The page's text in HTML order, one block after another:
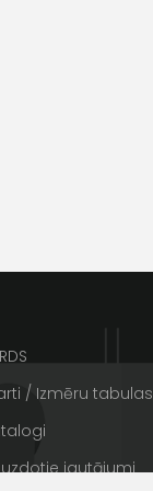
/ Izmēru tabulas
uzdotie jautājumi